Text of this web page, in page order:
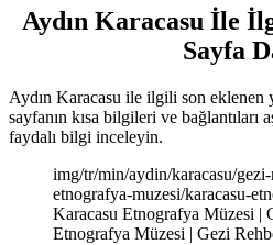
Aydın Karacasu İle
Sayfa
Aydın Karacasu ile ilgili son eklenen
sayfanın kısa bilgileri ve bağlantıları
faydalı bilgi inceleyin.
img/tr/min/aydin/karacasu/
etnografya-muzesi/karacasu-
Karacasu Etnografya Müzesi |
Etnografya Müzesi | Gezi